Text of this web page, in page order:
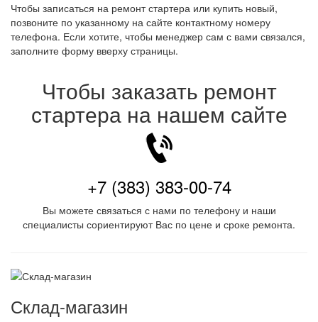
Чтобы записаться на ремонт стартера или купить новый,
позвоните по указанному на сайте контактному номеру
телефона. Если хотите, чтобы менеджер сам с вами связался,
заполните форму вверху страницы.
Чтобы заказать ремонт
стартера на нашем сайте
+7 (383) 383-00-74
Вы можете связаться с нами по телефону и наши
специалисты сориентируют Вас по цене и сроке ремонта.
Склад-магазин